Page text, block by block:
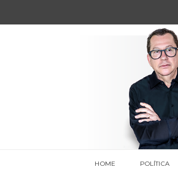
HOME POLÍTICA